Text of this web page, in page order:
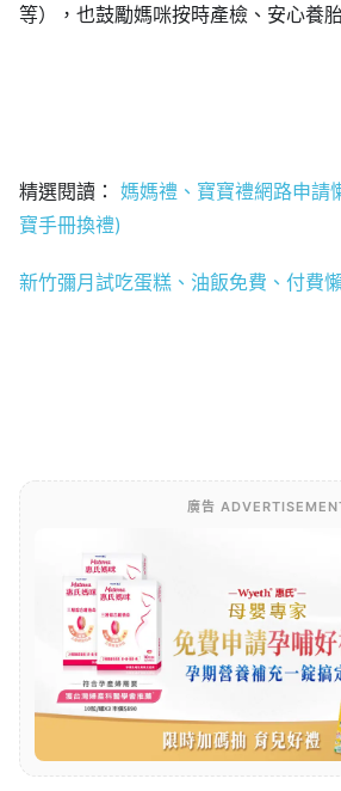
等），也鼓勵媽咪按時產檢、安心養
精選閱讀： 媽媽禮、寶寶禮網路申請
寶手冊換禮)
新竹彌月試吃蛋糕、油飯免費、付費
廣告